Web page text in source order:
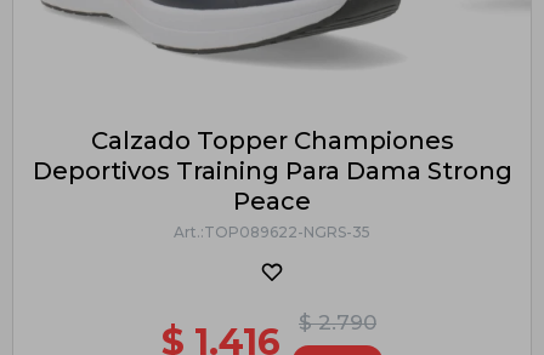
Calzado Topper Championes
Deportivos Training Para Dama Strong
Peace
TOP089622-NGRS-35
$ 2.790
$ 1.416